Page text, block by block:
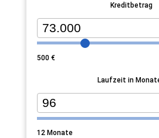
Kreditbetrag
500€
Laufzeit in
12Monate